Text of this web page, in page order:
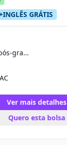
GRÁTIS
Especialização (pós-graduação)
Ver mais detalhes
Quero esta bolsa